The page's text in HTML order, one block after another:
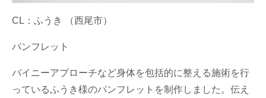
CL：ふうき （西尾市）
パンフレット
バイニーアプローチなど身体を包括的に整える施術を行
っているふうき様のパンフレットを制作しました。伝え